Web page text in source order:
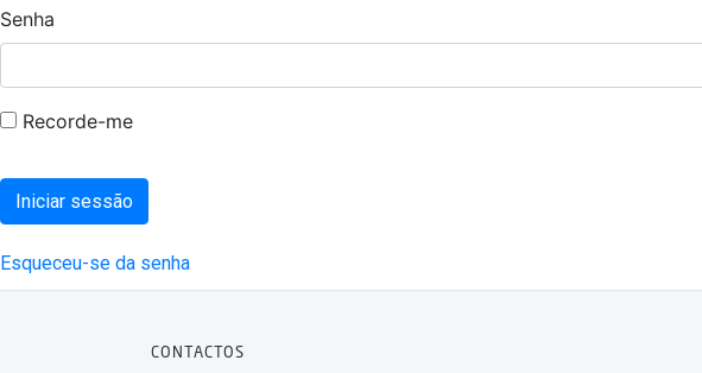
Senha
Recorde-me
Iniciar sessão
Esqueceu-se da senha
CONTACTOS